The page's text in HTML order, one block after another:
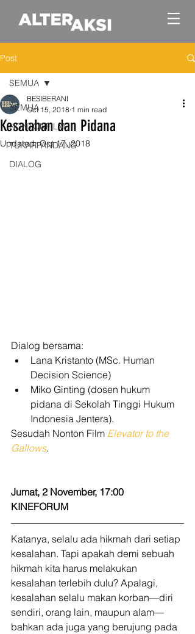
Post
SEMUA
NONTONFILM
TUKARPANDANG
DIALOG
SEMUA
Kesalahan dan Pidana
BESIBERANI
Oct 15, 2018 1 min read
Updated:Oct 17, 2018
Dialog bersama:
Lana Kristanto (MSc. Human
Decision Science)
Miko Ginting (dosen hukum
pidana di Sekolah Tinggi Hukum
Indonesia Jentera).
Sesudah Nonton Film Elevator to the
Gallows.
Jumat, 2 November, 17:00
KINEFORUM
Katanya, selalu ada hikmah dari setiap
kesalahan. Tapi apakah demi sebuah
hikmah kita harus melakukan
kesalahan terlebih dulu? Apalagi,
kesalahan selalu makan korban—diri
sendiri, orang lain, maupun alam—
bahkan ada juga yang berujung pada